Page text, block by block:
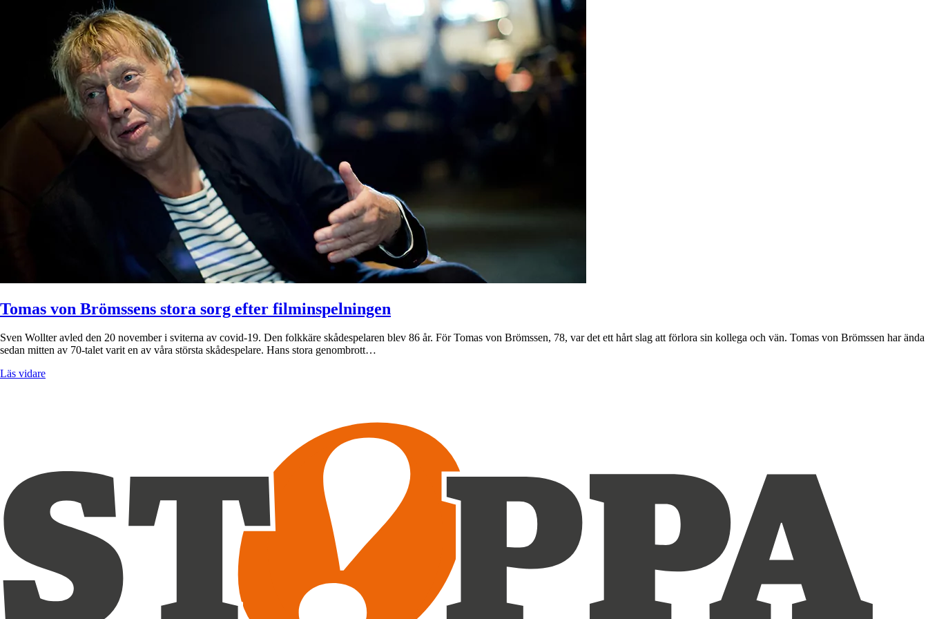
Tomas von Brömssens stora sorg efter filminspelningen
Sven Wollter avled den 20 november i sviterna av covid-19. Den folkkäre skådespelaren blev 86 år. För Tomas von Brömssen, 78, var det ett hårt slag att förlora sin kollega och vän. Tomas von Brömssen har ända
sedan mitten av 70-talet varit en av våra största skådespelare. Hans stora genombrott…
Läs vidare